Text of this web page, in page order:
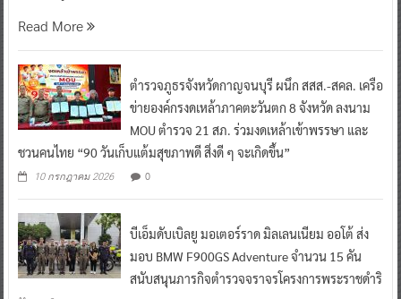
Read More
ตำรวจภูธรจังหวัดกาญจนบุรี ผนึก สสส.-สคล. เครือ
ข่ายองค์กรงดเหล้าภาคตะวันตก 8 จังหวัด ลงนาม
MOU ตำรวจ 21 สภ. ร่วมงดเหล้าเข้าพรรษา และ
ชวนคนไทย “90 วันเก็บแต้มสุขภาพดี สิ่งดี ๆ จะเกิดขึ้น”
10 กรกฎาคม 2026 0
บีเอ็มดับเบิลยู มอเตอร์ราด มิลเลนเนียม ออโต้ ส่ง
มอบ BMW F900GS Adventure จำนวน 15 คัน
สนับสนุนภารกิจตำรวจจราจรโครงการพระราชดำริ